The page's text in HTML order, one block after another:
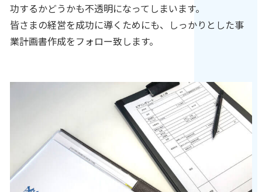
功するかどうかも不透明になってしまいます。
皆さまの経営を成功に導くためにも、しっかりとした事
業計画書作成をフォロー致します。